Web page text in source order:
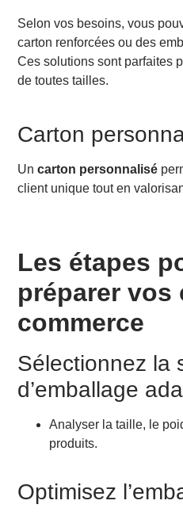
Selon vos besoins, vous
carton renforcées ou des
Ces solutions sont parfaites
de toutes tailles.
Carton
Uncarton personnalisé
client unique tout en
Les étapes
préparer vos
commerce
Sélectionnez la
d’emballage
Analyser la taille, le
produits.
Optimisez